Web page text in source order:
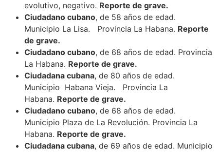
evolutivo, negativo. Reporte de grave.
Ciudadano cubano, de 58 años de edad.
Municipio La Lisa. Provincia La Habana. Reporte
de grave.
Ciudadano cubano, de 68 años de edad. Provincia
La Habana. Reporte de grave.
Ciudadana cubana, de 80 años de edad.
Municipio Habana Vieja. Provincia La
Habana. Reporte de grave.
Ciudadano cubano, de 68 años de edad.
Municipio Plaza de La Revolución. Provincia La
Habana. Reporte de grave.
Ciudadana cubana, de 69 años de edad. Municipio